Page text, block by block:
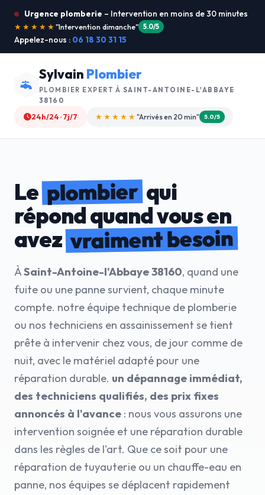
Urgence plomberie – Intervention en moins de 30 minutes
★★★★★"Je recommande !" 4.9/5
Appelez-nous : 06 18 30 31 15
Sylvain Plombier
PLOMBIER EXPERT À SAINT-ANTOINE-L'ABBAYE
38160
24h/24 · 7j/7 ★★★★☆ "Devis gratuit" 4.8/5
Leplombierqui
répond quand vous en
avezvraiment besoin
ÀSaint-Antoine-l'Abbaye 38160, quand une
fuite ou une panne survient, chaque minute
compte. notre équipe technique de plomberie
ou nos techniciens en assainissement se tient
prête à intervenir chez vous, de jour comme de
nuit, avec le matériel adapté pour une
réparation durable. un dépannage immédiat,
des techniciens qualifiés, des prix fixes
annoncés à l'avance : nous vous assurons une
intervention soignée et une réparation durable
dans les règles de l'art. Que ce soit pour une
réparation de tuyauterie ou un chauffe-eau en
panne, nos équipes se déplacent rapidement